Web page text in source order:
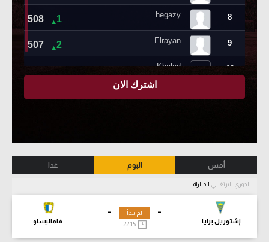
أمس اليوم غدا
الدوري البرتغالي
-
إشتوريل برايا
-
فاماليساو
لم تبدأ
22:15